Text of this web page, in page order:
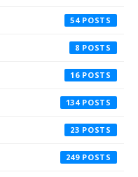
54
8
16
134
23
249